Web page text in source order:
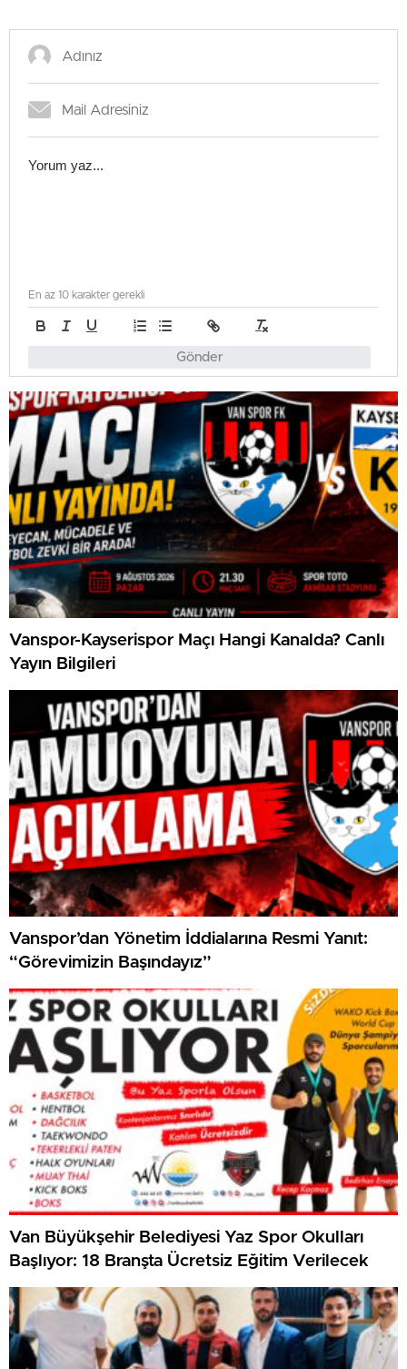
Gönder
En az 10 karakter gerekli
Vanspor-Kayserispor Maçı Hangi Kanalda? Canlı
Yayın Bilgileri
Vanspor’dan Yönetim İddialarına Resmi Yanıt:
“Görevimizin Başındayız”
Van Büyükşehir Belediyesi Yaz Spor Okulları
Başlıyor: 18 Branşta Ücretsiz Eğitim Verilecek